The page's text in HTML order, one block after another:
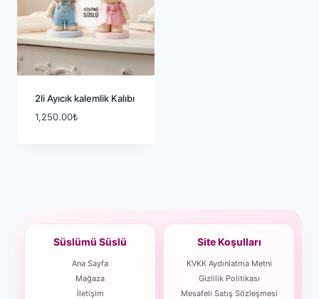
2li Ayıcık kalemlik Kalıbı
1,250.00₺
Süslümü Süslü
Ana Sayfa
Mağaza
İletişim
Site Koşulları
KVKK Aydınlatma Metni
Gizlilik Politikası
Mesafeli Satış Sözleşmesi